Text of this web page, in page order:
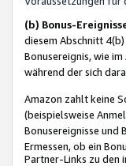
(b) Bonus-
diesem Abschnitt
Bonusereignis, wie
während der sich
Amazon zahlt keine
(beispielsweise
Bonusereignisse und
Ermessen, ob ein
Partner-Links zu den